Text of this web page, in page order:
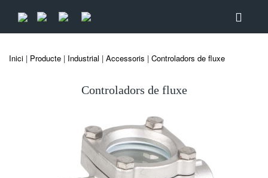
Inici | Producte | Industrial | Accessoris | Controladors de fluxe
Controladors de fluxe